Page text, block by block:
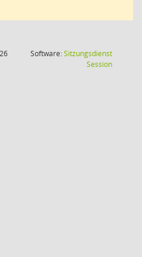
Software:Sitzungsdienst
Session(Wird in